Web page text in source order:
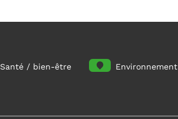
Santé / bien-être Environnement